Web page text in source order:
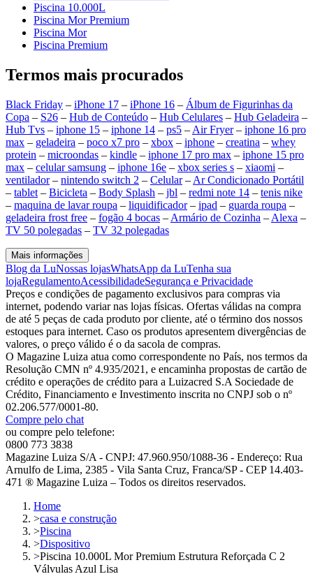
Piscina 10.000L
Piscina Mor Premium
Piscina Mor
Piscina Premium
Termos mais procurados
Black Friday – iPhone 17 – iPhone 16 – Álbum de Figurinhas da
Copa – S26 – Hub de Conteúdo – Hub Celulares – Hub Geladeira –
Hub Tvs – iphone 15 – iphone 14 – ps5 – Air Fryer– iphone 16 pro
max – geladeira – poco x7 pro – xbox – iphone – creatina – whey
protein – microondas – kindle – iphone 17 pro max – iphone 15 pro
max – celular samsung – iphone 16e – xbox series s – xiaomi –
ventilador– nintendo switch 2 – Celular– Ar Condicionado Portátil
– tablet – Bicicleta – Body Splash – jbl – redmi note 14 – tenis nike
– maquina de lavar roupa – liquidificador– ipad – guarda roupa –
geladeira frost free – fogão 4 bocas – Armário de Cozinha – Alexa –
TV 50 polegadas – TV 32 polegadas
Mais informações
Blog da LuNossas lojasWhatsApp da LuTenha sua
lojaRegulamentoAcessibilidadeSegurança e Privacidade
Preços e condições de pagamento exclusivos para compras via
internet, podendo variar nas lojas físicas. Ofertas válidas na compra
de até 5 peças de cada produto por cliente, até o término dos nossos
estoques para internet. Caso os produtos apresentem divergências de
valores, o preço válido é o da sacola de compras.
O Magazine Luiza atua como correspondente no País, nos termos da
Resolução CMN nº 4.935/2021, e encaminha propostas de cartão de
crédito e operações de crédito para a Luizacred S.A Sociedade de
Crédito, Financiamento e Investimento inscrita no CNPJ sob o nº
02.206.577/0001-80.
Compre pelo chat
ou compre pelo telefone:
0800 773 3838
Magazine Luiza S/A - CNPJ: 47.960.950/1088-36 - Endereço: Rua
Arnulfo de Lima, 2385 - Vila Santa Cruz, Franca/SP - CEP 14.403-
471 ® Magazine Luiza – Todos os direitos reservados.
Home
>casa e construção
>Piscina
>Dispositivo
>Piscina 10.000L Mor Premium Estrutura Reforçada C 2
Válvulas Azul Lisa